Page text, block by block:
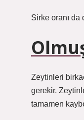
Sirke oranı da
Zeytinleri
gerekir.
tamamen